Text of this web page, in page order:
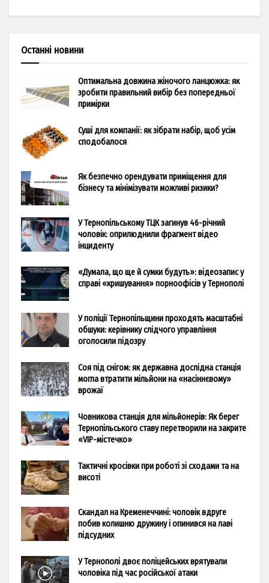
Останні новини
Оптимальна довжина жіночого ланцюжка: як
зробити правильний вибір без попередньої
примірки
Суші для компанії: як зібрати набір, щоб усім
сподобалося
Як безпечно орендувати приміщення для
бізнесу та мінімізувати можливі ризики?
У Тернопільському ТЦК загинув 46-річний
чоловік: оприлюднили фрагмент відео
інциденту
«Думала, що ще й сумки будуть»: відеозапис у
справі «кришування» порноофісів у Тернополі
У поліції Тернопільщини проходять масштабні
обшуки: керівнику слідчого управління
оголосили підозру
Соя під снігом: як державна дослідна станція
могла втратити мільйони на «насіннєвому»
врожаї
Човникова станція для мільйонерів: Як берег
Тернопільського ставу перетворили на закрите
«VIP-містечко»
Тактичні кросівки при роботі зі сходами та на
висоті
Скандал на Кременеччині: чоловік вдруге
побив колишню дружину і опинився на лаві
підсудних
У Тернополі двоє поліцейських врятували
чоловіка під час російської атаки